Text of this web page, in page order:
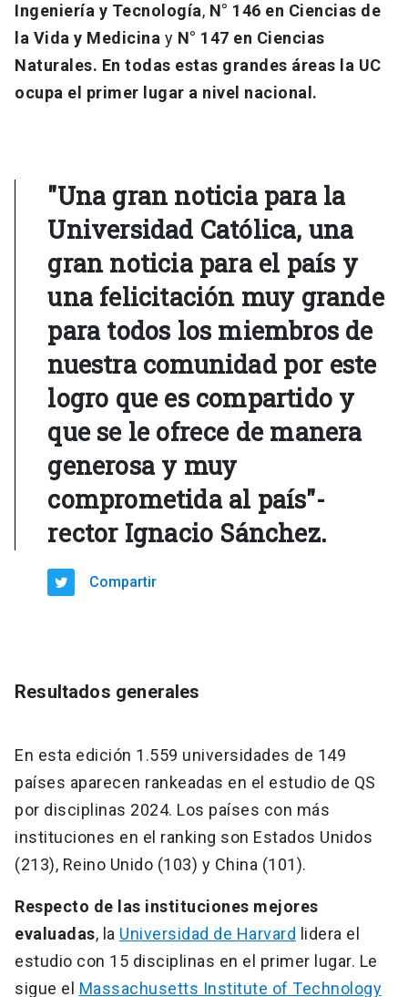
Ingeniería y Tecnología, N° 146 en Ciencias de
la Vida y Medicina y N° 147 en Ciencias
Naturales. En todas estas grandes áreas la UC
ocupa el primer lugar a nivel nacional.
"Una gran noticia para la
Universidad Católica, una
gran noticia para el país y
una felicitación muy grande
para todos los miembros de
nuestra comunidad por este
logro que es compartido y
que se le ofrece de manera
generosa y muy
comprometida al país"-
rector Ignacio Sánchez.
Compartir
Resultados generales
En esta edición 1.559 universidades de 149
países aparecen rankeadas en el estudio de QS
por disciplinas 2024. Los países con más
instituciones en el ranking son Estados Unidos
(213), Reino Unido (103) y China (101).
Respecto de las instituciones mejores
evaluadas, la Universidad de Harvard lidera el
estudio con 15 disciplinas en el primer lugar. Le
sigue el Massachusetts Institute of Technology